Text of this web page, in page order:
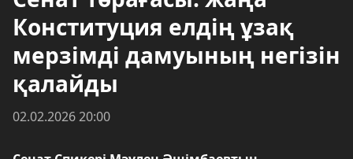
Конституция елдің ұзақ
мерзімді дамуының негізін
қалайды
02.02.2026 20:00